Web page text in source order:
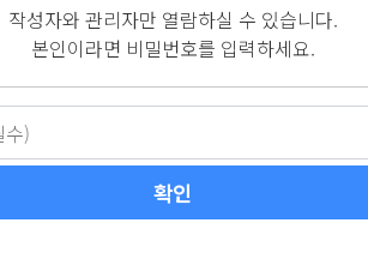
작성자와 관리자만 열람하실 수 있습니다.
본인이라면 비밀번호를 입력하세요.